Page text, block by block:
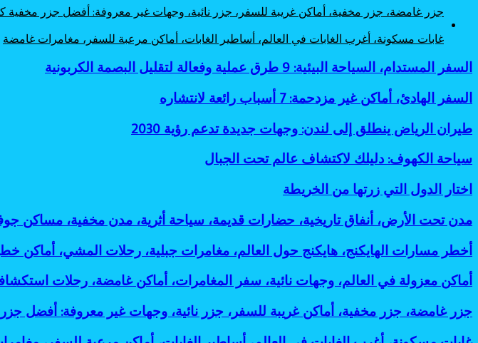
جزر غامضة، جزر مخفية، أماكن غريبة للسفر، جزر نائية، وجهات غير معروفة: أفضل جزر مخفية
غابات مسكونة، أغرب الغابات في العالم، أساطير الغابات، أماكن مرعبة للسفر، مغامرات غامضة
السفر
المستدام،
السياحة
البيئية:
طرق
وفعالة
البصمة
الكربونية
السفر المستدام، السياحة البيئية: 9 طرق عملية وفعالة لتقليل البصمة الكربونية
السفر
الهادئ،
أماكن
غير
مزدحمة:
7
رائعة
السفر الهادئ، أماكن غير مزدحمة: 7 أسباب رائعة لانتشاره
طيران
الرياض
ينطلق
إلى
لندن:
وجهات
تدعم
2030
طيران الرياض ينطلق إلى لندن: وجهات جديدة تدعم رؤية 2030
سياحة
الكهوف:
دليلك
لاكتشاف
تحت
سياحة الكهوف: دليلك لاكتشاف عالم تحت الجبال
اختار
الدول
زرتها
من
الخريطة
اختار الدول التي زرتها من الخريطة
مدن
تحت
الأرض،
أنفاق
تاريخية،
حضارات
سياحة
مدن
مدن تحت الأرض، أنفاق تاريخية، حضارات قديمة، سياحة أثرية، مدن مخفية، مساكن
أخطر
مسارات
الهايكنج،
هايكنج
العالم،
أخطر مسارات الهايكنج، هايكنج حول العالم، مغامرات جبلية، رحلات المشي، أماكن
أماكن
معزولة
العالم،
أماكن معزولة في العالم، وجهات نائية، سفر المغامرات، أماكن غامضة، رحلات
جزر
غامضة،
جزر
جزر غامضة، جزر مخفية، أماكن غريبة للسفر، جزر نائية، وجهات غير معروفة: أفضل
غابات